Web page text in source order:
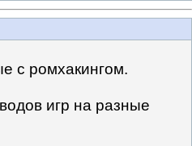
с ромхакингом.
игр на разные